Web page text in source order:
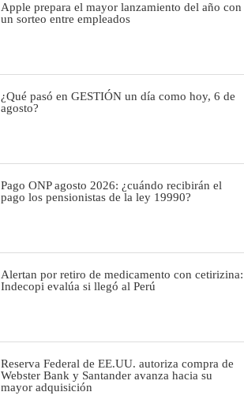
Apple prepara el mayor lanzamiento del año con
un sorteo entre empleados
¿Qué pasó en GESTIÓN un día como hoy, 6 de
agosto?
Pago ONP agosto 2026: ¿cuándo recibirán el
pago los pensionistas de la ley 19990?
Alertan por retiro de medicamento con cetirizina:
Indecopi evalúa si llegó al Perú
Reserva Federal de EE.UU. autoriza compra de
Webster Bank y Santander avanza hacia su
mayor adquisición